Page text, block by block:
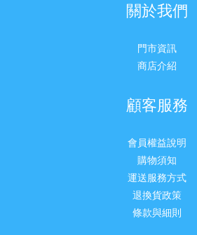
關於我們
門市資訊
商店介紹
顧客服務
會員權益說明
購物須知
運送服務方式
退換貨政策
條款與細則